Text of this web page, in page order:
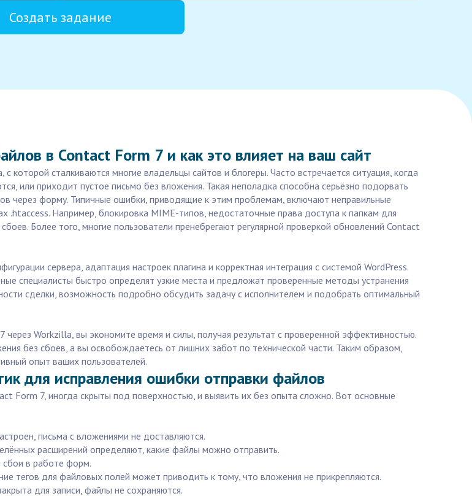
Создать задание
в Contact Form 7 и как это влияет на ваш сайт
сталкиваются многие владельцы сайтов и блогеры. Часто встречается ситуация, когда
или приходит пустое письмо без вложения. Такая неполадка способна серьёзно подорвать
через форму. Типичные ошибки, приводящие к этим проблемам, включают неправильные
.htaccess. Например, блокировка MIME-типов, недостаточные права доступа к папкам для
Более того, многие пользователи пренебрегают регулярной проверкой обновлений Contact
сервера, адаптация настроек плагина и корректная интеграция с системой WordPress.
специалисты быстро определят узкие места и предложат проверенные методы устранения
сделки, возможность подробно обсудить задачу с исполнителем и подобрать оптимальный
Workzilla, вы экономите время и силы, получая результат с проверенной эффективностью.
без сбоев, а вы освобождаетесь от лишних забот по технической части. Таким образом,
опыт ваших пользователей.
для исправления ошибки отправки файлов
Form 7, иногда скрыты под поверхностью, и выявить их без опыта сложно. Вот основные
письма с вложениями не доставляются.
расширений определяют, какие файлы можно отправить.
сбои в работе форм.
тегов для файловых полей может приводить к тому, что вложения не прикрепляются.
для записи, файлы не сохраняются.